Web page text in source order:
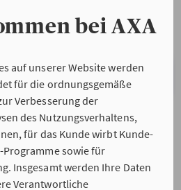
bei AXA
auf unserer Website werden
für die ordnungsgemäße
Verbesserung der
des Nutzungsverhaltens,
für das Kunde wirbt Kunde-
sowie für
Insgesamt werden Ihre Daten
Verantwortliche
& WEITER